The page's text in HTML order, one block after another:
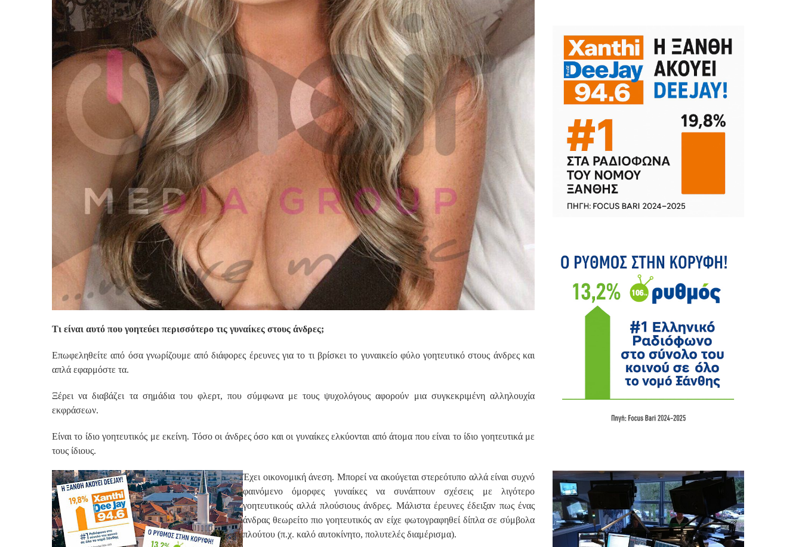
Τι είναι αυτό που γοητεύει περισσότερο τις γυναίκες στους άνδρες;
Επωφεληθείτε από όσα γνωρίζουμε από διάφορες έρευνες για το τι βρίσκει το γυναικείο φύλο γοητευτικό στους άνδρες και
απλά εφαρμόστε τα.
Ξέρει να διαβάζει τα σημάδια του φλερτ, που σύμφωνα με τους ψυχολόγους αφορούν μια συγκεκριμένη αλληλουχία
εκφράσεων.
Είναι το ίδιο γοητευτικός με εκείνη. Τόσο οι άνδρες όσο και οι γυναίκες ελκύονται από άτομα που είναι το ίδιο γοητευτικά με
τους ίδιους.
Έχει οικονομική άνεση. Μπορεί να ακούγεται στερεότυπο αλλά είναι συχνό
φαινόμενο όμορφες γυναίκες να συνάπτουν σχέσεις με λιγότερο
γοητευτικούς αλλά πλούσιους άνδρες. Μάλιστα έρευνες έδειξαν πως ένας
άνδρας θεωρείτο πιο γοητευτικός αν είχε φωτογραφηθεί δίπλα σε σύμβολα
πλούτου (π.χ. καλό αυτοκίνητο, πολυτελές διαμέρισμα).